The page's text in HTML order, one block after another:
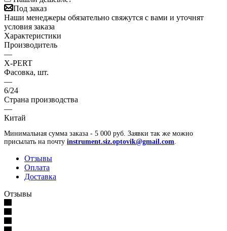
Под заказ
Наши менеджеры обязательно свяжутся с вами и уточнят
условия заказа
Характеристики
Производитель
—
X-PERT
Фасовка, шт.
—
6/24
Страна производства
—
Китай
Минимальная сумма заказа - 5 000 руб. Заявки так же можно
присылать на почту instrument.siz.optovik@gmail.com
Отзывы
Оплата
Доставка
Отзывы